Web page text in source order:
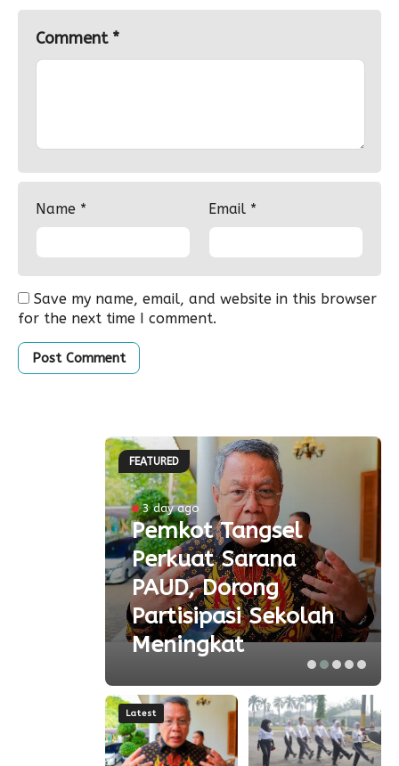
Comment *
Name * Email *
Save my name, email, and website in this browser
for the next time I comment.
FEATURED
3 day ago
Pemkot Tangsel
Perkuat Sarana
PAUD, Dorong
Partisipasi Sekolah
Meningkat
Latest